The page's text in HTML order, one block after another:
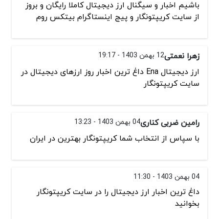
باشیم اخبار و سیگنال ارز دیجیتال کاملا رایگان و بروز
از سایت کریپتونگار و پیج اینستاگرام بیتکس روم
زهرا نعمتی12 بهمن 1403 - 19:17
ارز دیجیتال Ena داغ ترین اخبار روز ارزهای دیجیتال در
سایت کریپتونگار
رامین ضربی کناری04 بهمن 1403 - 13:23
با سپاس از انتخاب شما کریپتونگار بهترین در ایران
04 بهمن 1403 - 11:30
داغ ترین اخبار ارز دیجیتال را در سایت کریپتونگار
بخوانید